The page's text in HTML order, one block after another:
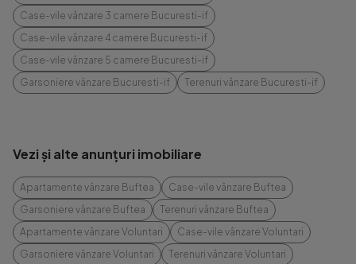
Case-vile vânzare 3 camere Bucuresti-if
Case-vile vânzare 4 camere Bucuresti-if
Case-vile vânzare 5 camere Bucuresti-if
Garsoniere vânzare Bucuresti-if
Terenuri vânzare Bucuresti-if
Vezi și alte anunțuri imobiliare
Apartamente vânzare Buftea
Case-vile vânzare Buftea
Garsoniere vânzare Buftea
Terenuri vânzare Buftea
Apartamente vânzare Voluntari
Case-vile vânzare Voluntari
Garsoniere vânzare Voluntari
Terenuri vânzare Voluntari